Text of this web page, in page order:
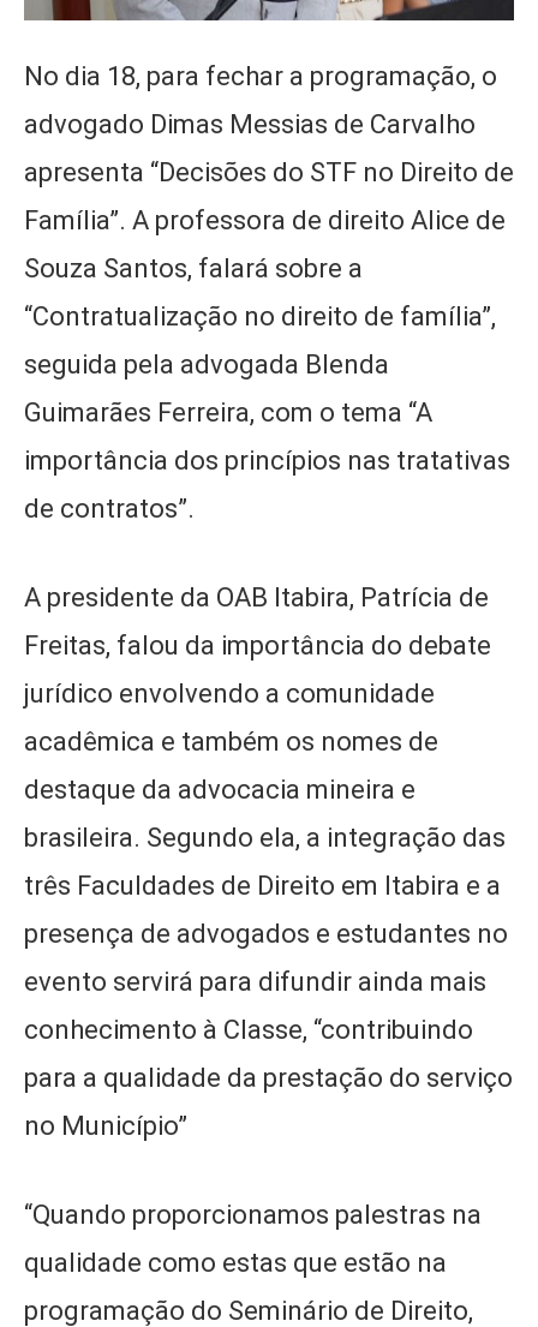
No dia 18, para fechar a programação, o
advogado Dimas Messias de Carvalho
apresenta “Decisões do STF no Direito de
Família”. A professora de direito Alice de
Souza Santos, falará sobre a
“Contratualização no direito de família”,
seguida pela advogada Blenda
Guimarães Ferreira, com o tema “A
importância dos princípios nas tratativas
de contratos”.
A presidente da OAB Itabira, Patrícia de
Freitas, falou da importância do debate
jurídico envolvendo a comunidade
acadêmica e também os nomes de
destaque da advocacia mineira e
brasileira. Segundo ela, a integração das
três Faculdades de Direito em Itabira e a
presença de advogados e estudantes no
evento servirá para difundir ainda mais
conhecimento à Classe, “contribuindo
para a qualidade da prestação do serviço
no Município”
“Quando proporcionamos palestras na
qualidade como estas que estão na
programação do Seminário de Direito,